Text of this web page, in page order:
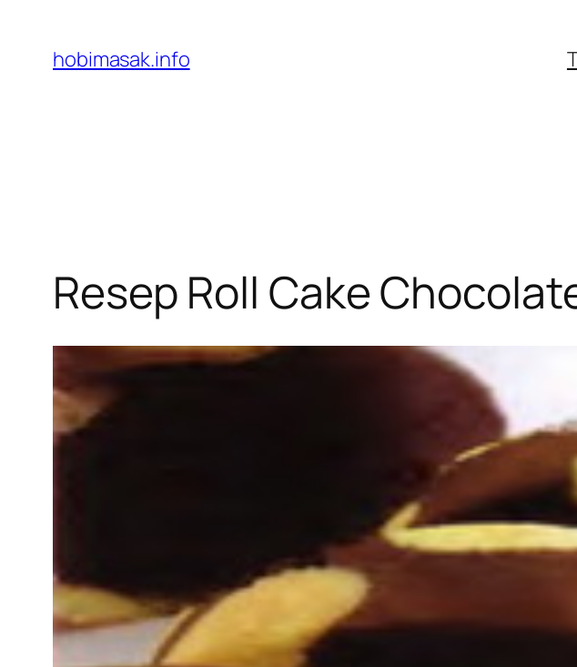
content
hobimasak.info
Resep Roll Cake